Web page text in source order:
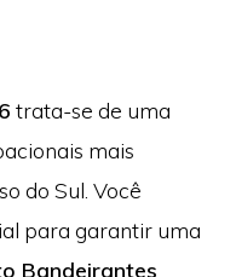
trata-se de uma
mais
do Sul. Você
para garantir uma
Bandeirantes